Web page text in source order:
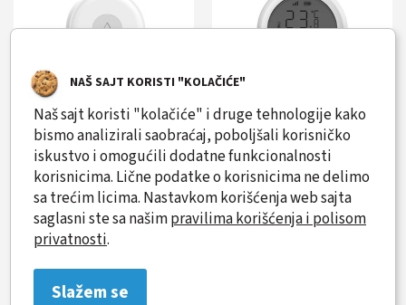
Senzor poplave ORVIBO
SW30
CENA NA UPIT
Senzor temperature i
vlažnosti ORVIBO ST30
CENA NA UPIT
NAŠ SAJT KORISTI "KOLAČIĆE"
Naš sajt koristi "kolačiće" i druge tehnologije kako
bismo analizirali saobraćaj, poboljšali korisničko
iskustvo i omogućili dodatne funkcionalnosti
korisnicima. Lične podatke o korisnicima ne delimo
sa trećim licima. Nastavkom korišćenja web sajta
saglasni ste sa našimpravilima korišćenja i polisom
privatnosti.
Slažem se